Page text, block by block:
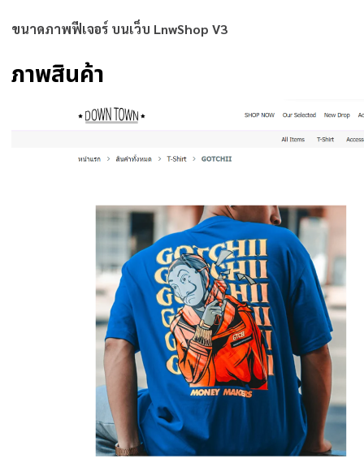
ขนาดภาพฟีเจอร์ บนเว็บ LnwShop V3
ภาพสินค้า